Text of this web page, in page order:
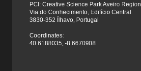
PCI: Creative Science Park Aveiro Region
Via do Conhecimento, Edifício Central
3830-352 Ílhavo, Portugal
Coordinates:
40.6188035, -8.6670908